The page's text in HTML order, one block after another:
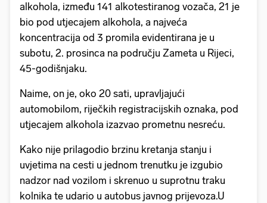
alkohola, između 141 alkotestiranog vozača, 21 je
bio pod utjecajem alkohola, a najveća
koncentracija od 3 promila evidentirana je u
subotu, 2. prosinca na području Zameta u Rijeci,
45-godišnjaku.
Naime, on je, oko 20 sati, upravljajući
automobilom, riječkih registracijskih oznaka, pod
utjecajem alkohola izazvao prometnu nesreću.
Kako nije prilagodio brzinu kretanja stanju i
uvjetima na cesti u jednom trenutku je izgubio
nadzor nad vozilom i skrenuo u suprotnu traku
kolnika te udario u autobus javnog prijevoza.U